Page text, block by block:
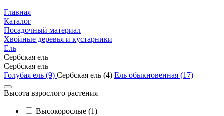
Главная
Каталог
Посадочный материал
Хвойные деревья и кустарники
Ель
Сербская ель
Сербская ель
Голубая ель (9) Сербская ель (4) Ель обыкновенная (17)
Высота взрослого растения
Высокорослые (1)